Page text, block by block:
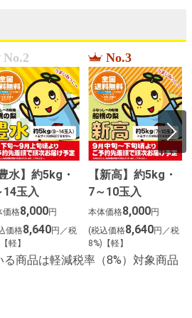
No.2
豊水】約5kg・
14玉入
価格8,000円
価格8,640円／税
軽】
No.3
【新高】約5kg・
7～10玉入
本体価格8,000円
(税込価格8,640円／税
8%)【軽】
る商品は軽減税率（8%）対象商品